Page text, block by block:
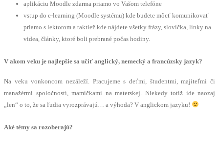
aplikáciu Moodle zdarma priamo vo Vašom telefóne
vstup do e-learning (Moodle systému) kde budete môcť komunikovať
priamo s lektorom a taktiež kde nájdete všetky frázy, slovíčka, linky na
videa, články, ktoré boli prebrané počas hodiny.
V akom veku je najlepšie sa učiť anglický, nemecký a francúzsky jazyk?
Na veku vonkoncom nezáleží. Pracujeme s deťmi, študentmi, majiteľmi či
manažérmi spoločností, mamičkami na materskej. Niekedy totiž ide naozaj
„len“ o to, že sa ľudia vyrozprávajú… a výhoda? V anglickom jazyku!
Aké témy sa rozoberajú?